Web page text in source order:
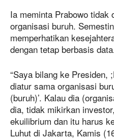
Ia meminta Prabowo tidak
organisasi buruh.
memperhatikan
dengan tetap berbasis
“Saya bilang ke Presiden,
diatur sama organisasi
(buruh)’. Kalau dia
dia, tidak mikirkan
ekuilibrium dan itu harus
Luhut di Jakarta, Kamis